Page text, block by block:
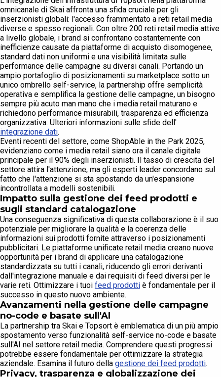
omnicanale di Skai affronta una sfida cruciale per gli
inserzionisti globali: l'accesso frammentato a reti retail media
diverse e spesso regionali. Con oltre 200 reti retail media attive
a livello globale, i brand si confrontano costantemente con
inefficienze causate da piattaforme di acquisto disomogenee,
standard dati non uniformi e una visibilità limitata sulle
performance delle campagne su diversi canali. Portando un
ampio portafoglio di posizionamenti su marketplace sotto un
unico ombrello self-service, la partnership offre semplicità
operativa e semplifica la gestione delle campagne, un bisogno
sempre più acuto man mano che i media retail maturano e
richiedono performance misurabili, trasparenza ed efficienza
organizzativa. Ulteriori informazioni sulle sfide dell'
integrazione dati.
Eventi recenti del settore, come ShopAble in the Park 2025,
evidenziano come i media retail siano ora il canale digitale
principale per il 90% degli inserzionisti. Il tasso di crescita del
settore attira l'attenzione, ma gli esperti leader concordano sul
fatto che l'attenzione si sta spostando da un'espansione
incontrollata a modelli sostenibili.
Impatto sulla gestione dei feed prodotti e
sugli standard catalogazione
Una conseguenza significativa di questa collaborazione è il suo
potenziale per migliorare la qualità e la coerenza delle
informazioni sui prodotti fornite attraverso i posizionamenti
pubblicitari. Le piattaforme unificate retail media creano nuove
opportunità per i brand di applicare una catalogazione
standardizzata su tutti i canali, riducendo gli errori derivanti
dall'integrazione manuale e dai requisiti di feed diversi per le
varie reti. Ottimizzare i tuoi feed prodotti è fondamentale per il
successo in questo nuovo ambiente.
Avanzamenti nella gestione delle campagne
no-code e basate sull'AI
La partnership tra Skai e Topsort è emblematica di un più ampio
spostamento verso funzionalità self-service no-code e basate
sull'AI nel settore retail media. Comprendere questi progressi
potrebbe essere fondamentale per ottimizzare la strategia
aziendale. Esamina il futuro della gestione dei feed prodotti.
Privacy, trasparenza e globalizzazione dei